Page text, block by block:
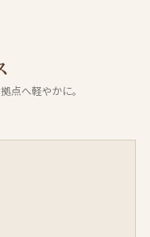
点へ軽やかに。